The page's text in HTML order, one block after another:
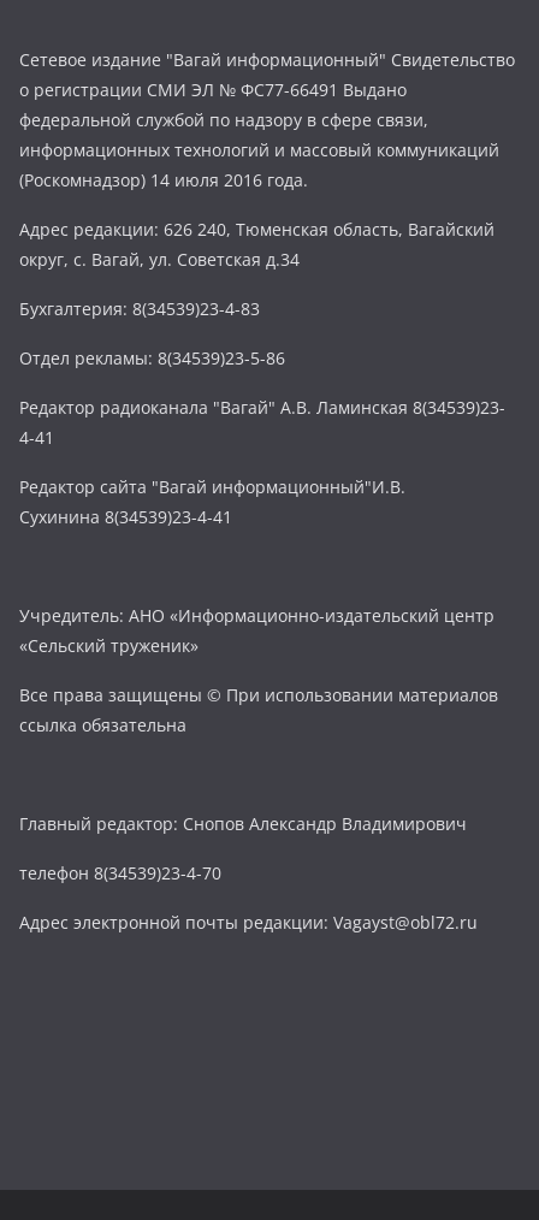
Сетевое издание "Вагай информационный" Свидетельство
о регистрации СМИ ЭЛ № ФС77-66491 Выдано
федеральной службой по надзору в сфере связи,
информационных технологий и массовый коммуникаций
(Роскомнадзор) 14 июля 2016 года.
Адрес редакции: 626 240, Тюменская область, Вагайский
округ, с. Вагай, ул. Советская д.34
Бухгалтерия: 8(34539)23-4-83
Отдел рекламы: 8(34539)23-5-86
Редактор радиоканала "Вагай" А.В. Ламинская 8(34539)23-
4-41
Редактор сайта "Вагай информационный"И.В.
Сухинина 8(34539)23-4-41
Учредитель: АНО «Информационно-издательский центр
«Сельский труженик»
Все права защищены © При использовании материалов
ссылка обязательна
Главный редактор: Снопов Александр Владимирович
телефон 8(34539)23-4-70
Адрес электронной почты редакции: Vagayst@obl72.ru